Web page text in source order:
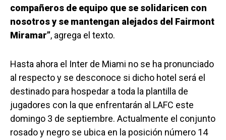
compañeros de equipo que se solidaricen con
nosotros y se mantengan alejados del Fairmont
Miramar”, agrega el texto.
Hasta ahora el Inter de Miami no se ha pronunciado
al respecto y se desconoce si dicho hotel será el
destinado para hospedar a toda la plantilla de
jugadores con la que enfrentarán al LAFC este
domingo 3 de septiembre. Actualmente el conjunto
rosado y negro se ubica en la posición número 14